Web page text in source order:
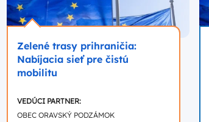
Zelené trasy prihraničia:
Nabíjacia sieť pre čistú
mobilitu
VEDÚCI PARTNER:
OBEC ORAVSKÝ PODZÁMOK